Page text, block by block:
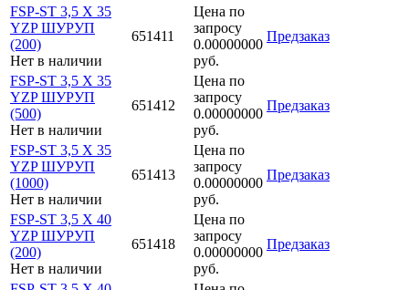
FSP-ST 3,5 X 35
YZP ШУРУП
(200)
Нет в наличии
651411
Цена по
запросу
0.00000000
руб.
Предзаказ
FSP-ST 3,5 X 35
YZP ШУРУП
(500)
Нет в наличии
651412
Цена по
запросу
0.00000000
руб.
Предзаказ
FSP-ST 3,5 X 35
YZP ШУРУП
(1000)
Нет в наличии
651413
Цена по
запросу
0.00000000
руб.
Предзаказ
FSP-ST 3,5 X 40
YZP ШУРУП
(200)
Нет в наличии
651418
Цена по
запросу
0.00000000
руб.
Предзаказ